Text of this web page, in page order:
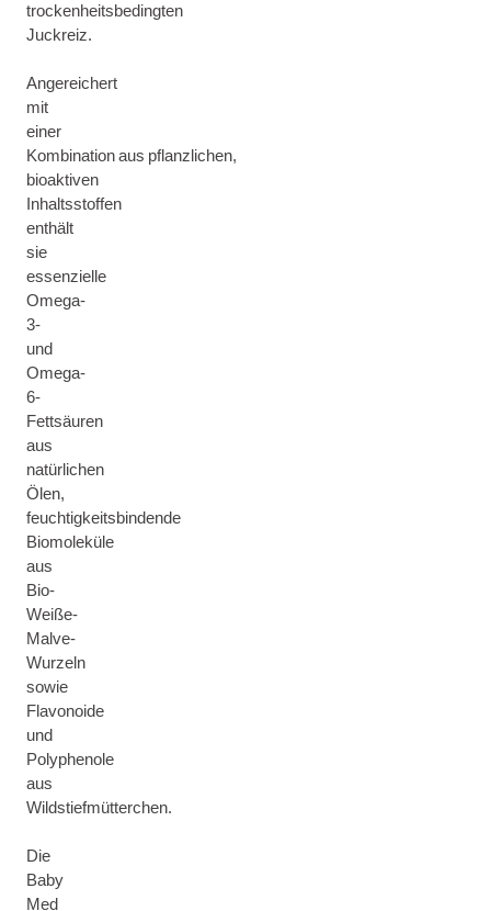
trockenheitsbedingten
Juckreiz.
Angereichert
mit
einer
Kombination aus pflanzlichen,
bioaktiven
Inhaltsstoffen
enthält
sie
essenzielle
Omega-
3-
und
Omega-
6-
Fettsäuren
aus
natürlichen
Ölen,
feuchtigkeitsbindende
Biomolеküle
aus
Bio-
Weiße-
Malve-
Wurzeln
sowie
Flavonoide
und
Polyphenole
aus
Wildstiefmütterchen.
Die
Baby
Med